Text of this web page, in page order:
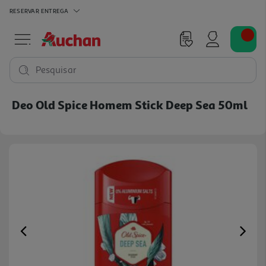
RESERVAR ENTREGA
Pesquisar
Deo Old Spice Homem Stick Deep Sea 50ml
Previous